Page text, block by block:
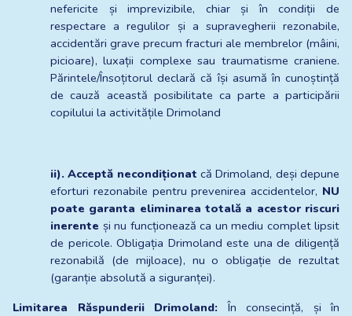
nefericite și imprevizibile, chiar și în condiții de
respectare a regulilor și a supravegherii rezonabile,
accidentări grave precum fracturi ale membrelor (mâini,
picioare), luxații complexe sau traumatisme craniene.
Părintele/Însoțitorul declară că își asumă în cunoștință
de cauză această posibilitate ca parte a participării
copilului la activitățile Drimoland
ii). Acceptă necondiționat că Drimoland, deși depune
eforturi rezonabile pentru prevenirea accidentelor, NU
poate garanta eliminarea totală a acestor riscuri
inerente și nu funcționează ca un mediu complet lipsit
de pericole. Obligația Drimoland este una de diligență
rezonabilă (de mijloace), nu o obligație de rezultat
(garanție absolută a siguranței).
Limitarea Răspunderii Drimoland: În consecință, și în